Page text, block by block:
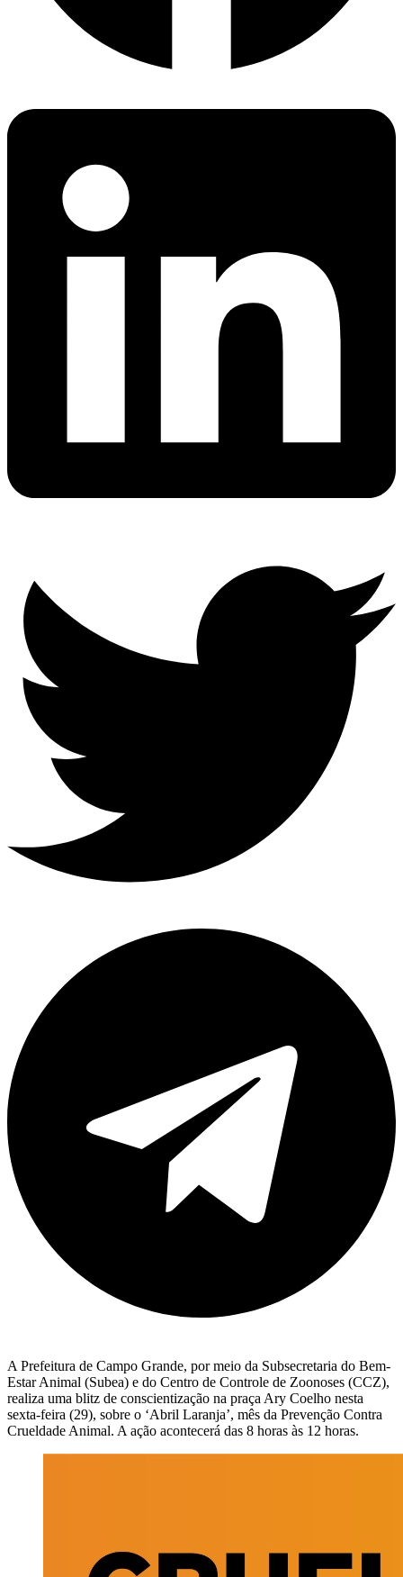
A Prefeitura de Campo Grande, por meio da Subsecretaria do Bem-
Estar Animal (Subea) e do Centro de Controle de Zoonoses (CCZ),
realiza uma blitz de conscientização na praça Ary Coelho nesta
sexta-feira (29), sobre o ‘Abril Laranja’, mês da Prevenção Contra
Crueldade Animal. A ação acontecerá das 8 horas às 12 horas.